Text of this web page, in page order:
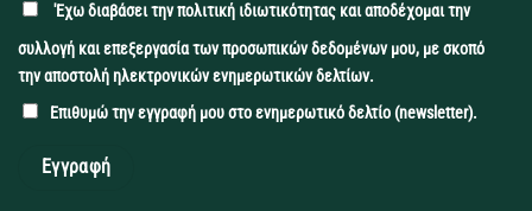
'Εχω διαβάσει τηνπολιτική ιδιωτικότητας και αποδέχομαι την
συλλογή και επεξεργασία των προσωπικών δεδομένων μου, με σκοπό
την αποστολή ηλεκτρονικών ενημερωτικών δελτίων.
Επιθυμώ την εγγραφή μου στο ενημερωτικό δελτίο (newsletter).